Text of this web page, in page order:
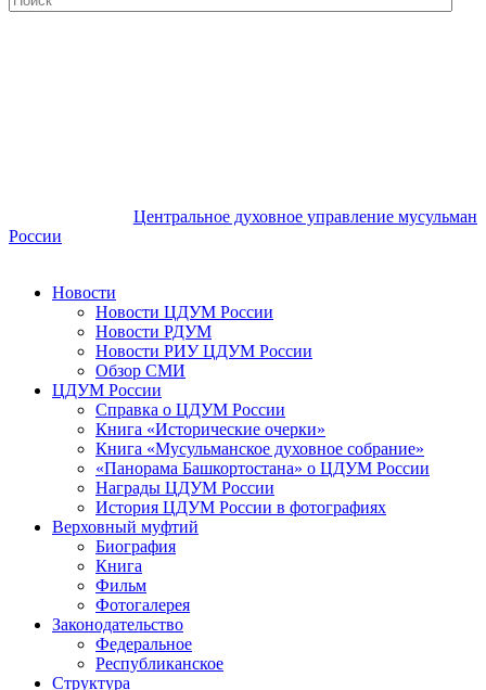
Центральное духовное управление мусульман
России
Новости
Новости ЦДУМ России
Новости РДУМ
Новости РИУ ЦДУМ России
Обзор СМИ
ЦДУМ России
Справка о ЦДУМ России
Книга «Исторические очерки»
Книга «Мусульманское духовное собрание»
«Панорама Башкортостана» о ЦДУМ России
Награды ЦДУМ России
История ЦДУМ России в фотографиях
Верховный муфтий
Биография
Книга
Фильм
Фотогалерея
Законодательство
Федеральное
Республиканское
Структура